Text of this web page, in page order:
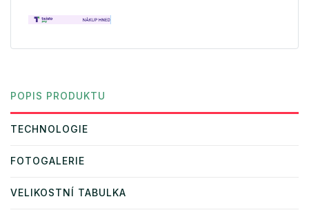
POPIS PRODUKTU
TECHNOLOGIE
FOTOGALERIE
VELIKOSTNÍ TABULKA